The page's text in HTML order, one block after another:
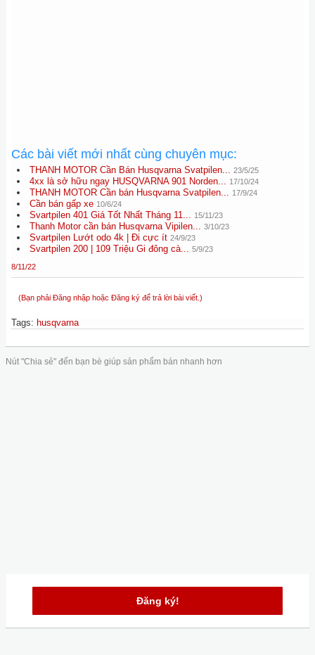
Các bài viết mới nhất cùng chuyên mục:
THANH MOTOR Cần Bán Husqvarna Svatpilen... 23/5/25
4xx là sở hữu ngay HUSQVARNA 901 Norden... 17/10/24
THANH MOTOR Cần bán Husqvarna Svatpilen... 17/9/24
Cần bán gấp xe 10/6/24
Svartpilen 401 Giá Tốt Nhất Tháng 11... 15/11/23
Thanh Motor cần bán Husqvarna Vipilen... 3/10/23
Svartpilen Lướt odo 4k | Đi cực ít 24/9/23
Svartpilen 200 | 109 Triệu Gi đông cà... 5/9/23
8/11/22
(Bạn phải Đăng nhập hoặc Đăng ký để trả lời bài viết.)
Tags: husqvarna
Nút "Chia sẻ" đến bạn bè giúp sản phẩm bán nhanh hơn
Đăng ký!